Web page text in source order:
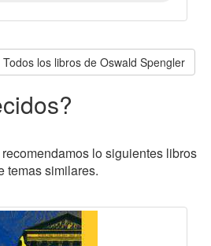
Todos los libros de Oswald Spengler
lo siguientes libros
temas similares.